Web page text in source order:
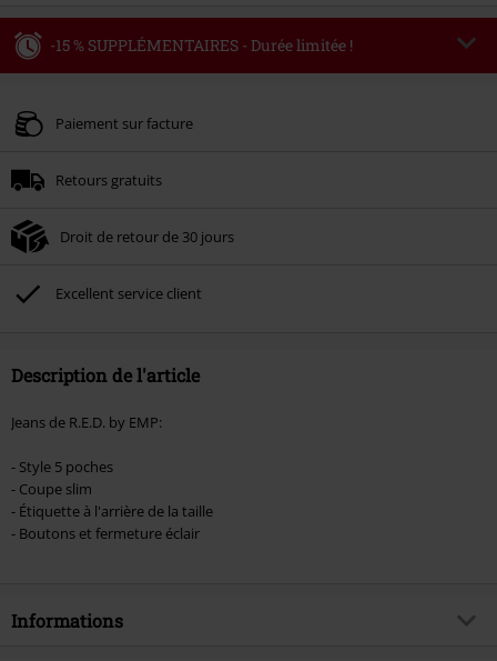
-15 % SUPPLÉMENTAIRES - Durée limitée !
Valable jusqu'au 09/08/2026
Une fois le code saisi, la réduction sera automatiquement déduite à la fin de
Non cumulable avec dautres promotions. Non valable sur : les livres, les
Broilers, Die Ärzte, Die Toten Hosen, Metality, les bons d'achat et les articles
incluant un don.
Paiement sur facture
Retours gratuits
Droit de retour de 30 jours
Excellent service client
Description de l'article
Jeans de R.E.D. by EMP:
- Style 5 poches
- Coupe slim
- Étiquette à l'arrière de la taille
- Boutons et fermeture éclair
Informations